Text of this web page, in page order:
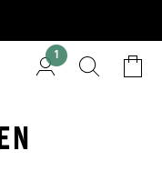
1